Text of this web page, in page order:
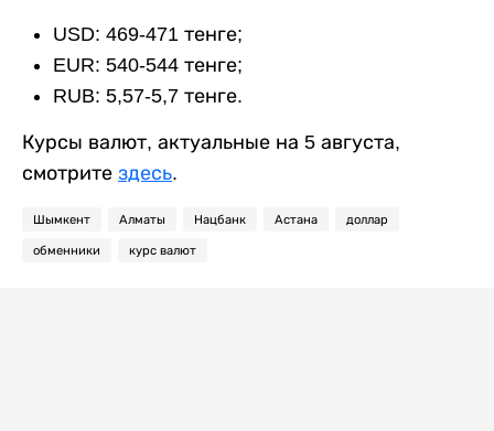
USD: 469-471 тенге;
EUR: 540-544 тенге;
RUB: 5,57-5,7 тенге.
Курсы валют, актуальные на 5 августа,
смотрите здесь.
Шымкент Алматы Нацбанк Астана доллар
обменники курс валют